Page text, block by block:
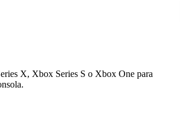
X, Xbox Series S o Xbox One para